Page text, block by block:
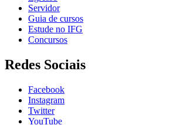
Servidor
Guia de cursos
Estude no IFG
Concursos
Redes Sociais
Facebook
Instagram
Twitter
YouTube